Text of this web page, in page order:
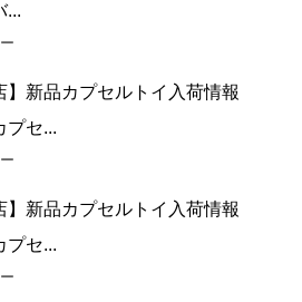
...
】新品カプセルトイ入荷情報
セ...
】新品カプセルトイ入荷情報
セ...